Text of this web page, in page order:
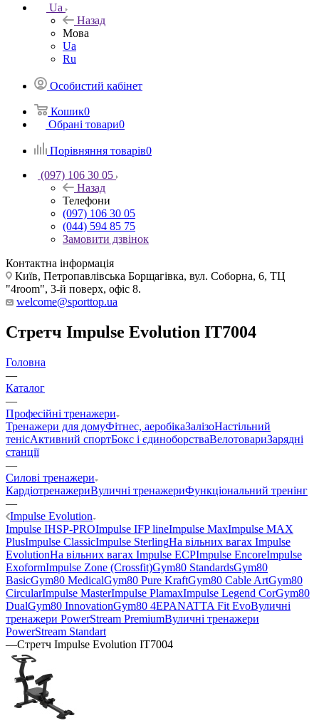
Ua
Назад
Мова
Ua
Ru
Особистий кабінет
Кошик0
Обрані товари0
Порівняння товарів0
(097) 106 30 05
Назад
Телефони
(097) 106 30 05
(044) 594 85 75
Замовити дзвінок
Контактна інформація
Київ, Петропавлівська Борщагівка, вул. Соборна, 6, ТЦ
"4room", 3-й поверх, офіс 8.
welcome@sporttop.ua
Стретч Impulse Evolution IT7004
Головна
—
Каталог
—
Професійні тренажери
Тренажери для домуФітнес, аеробікаЗалізоНастільний
тенісАктивний спортБокс і єдиноборстваВелотовариЗарядні
станції
—
Силові тренажери
КардіотренажериВуличні тренажериФункціональний тренінг
—
Impulse Evolution
Impulse IHSP-PROImpulse IFP lineImpulse MaxImpulse MAX
PlusImpulse ClassicImpulse SterlingНа вільних вагах Impulse
EvolutionНа вільних вагах Impulse ECPImpulse EncoreImpulse
ExoformImpulse Zone (Crossfit)Gym80 StandardsGym80
BasicGym80 MedicalGym80 Pure KraftGym80 Cable ArtGym80
CircularImpulse MasterImpulse PlamaxImpulse Legend CorGym80
DualGym80 InnovationGym80 4EPANATTA Fit EvoВуличні
тренажери PowerStream PremiumВуличні тренажери
PowerStream Standart
—Стретч Impulse Evolution IT7004